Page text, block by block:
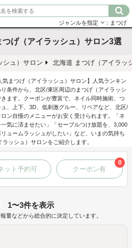
ジャンルを指定 ：まつげ
げ（アイラッシュ）サロン3選
シュ）サロン 北海道 まつげ（アイラッ
気まつげ（アイラッシュ）サロン】人気ランキン
条件から、北区/東区周辺のまつげ（アイラッシ
ます。クーポンが豊富で、ネイル同時施術、つ
、上下、3D、低刺激グルー、リペアなど、北区/
ン自慢のメニューがお安く受けられます。「ネ
気に済ませたい」「セーブルつけ放題を、3,000
ュームラッシュがしたい」など、いまの気持ち
ッシュ）サロンをご紹介します。
ット予約可 クーポン有
0
1〜3件を表示
量などから総合的に決定しています。